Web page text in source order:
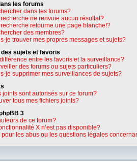
les forums
dans les forums?
ne renvoie aucun résultat?
retourne une page blanche!?
des membres?
je trouver mes propres messages et sujets?
sujets et favoris
entre les favoris et la surveillance?
des forums ou sujets particuliers?
je supprimer mes surveillances de sujets?
joints sont autorisés sur ce forum?
tous mes fichiers joints?
3
de ce forum?
X n’est pas disponible?
pour les abus ou les questions légales